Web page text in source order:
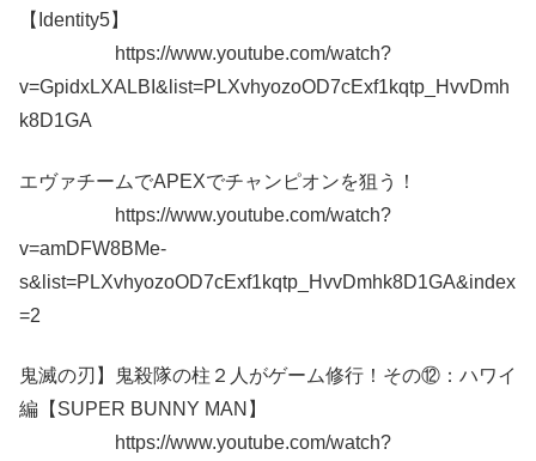
【Identity5】
https://www.youtube.com/watch?
v=GpidxLXALBI&list=PLXvhyozoOD7cExf1kqtp_HvvDmh
k8D1GA
エヴァチームでAPEXでチャンピオンを狙う！
https://www.youtube.com/watch?
v=amDFW8BMe-
s&list=PLXvhyozoOD7cExf1kqtp_HvvDmhk8D1GA&index
=2
鬼滅の刃】鬼殺隊の柱２人がゲーム修行！その⑫：ハワイ
編【SUPER BUNNY MAN】
https://www.youtube.com/watch?